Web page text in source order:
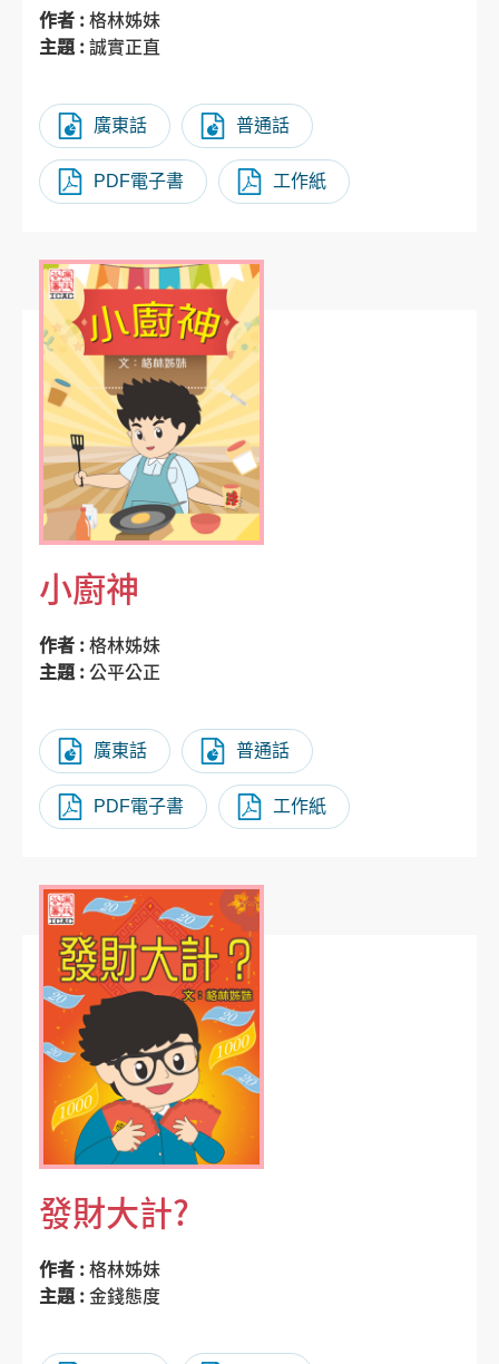
作者 :格林姊妹
主題 :誠實正直
廣東話 普通話
PDF電子書 工作紙
小廚神
作者 :格林姊妹
主題 : 公平公正
廣東話 普通話
PDF電子書 工作紙
發財大計?
作者 :格林姊妹
主題 :金錢態度